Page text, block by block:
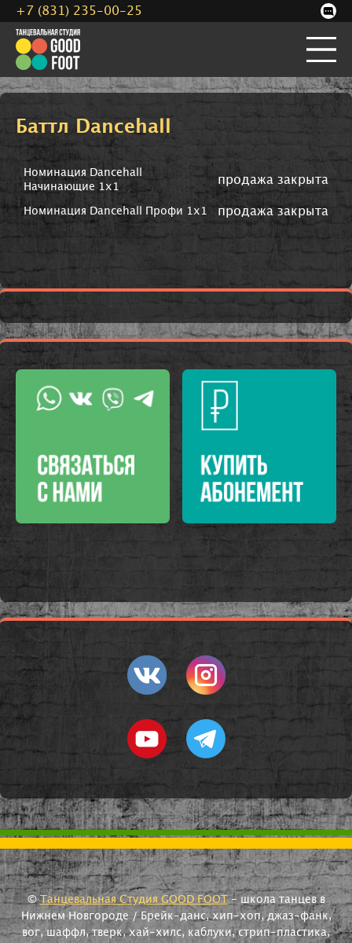
Баттл Dancehall
Номинация Dancehall
Начинающие 1х1
продажа закрыта
Номинация Dancehall Профи 1х1 продажа закрыта
©Танцевальная Студия GOOD FOOT- школа танцев в
Нижнем Новгороде / Брейк-данс, хип-хоп, джаз-фанк,
вог, шаффл, тверк, хай-хилс, каблуки, стрип-пластика,
+7 (831) 235-00-25